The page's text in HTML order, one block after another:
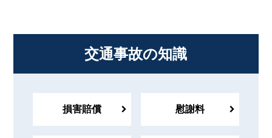
交通事故の知識
損害賠償 慰謝料